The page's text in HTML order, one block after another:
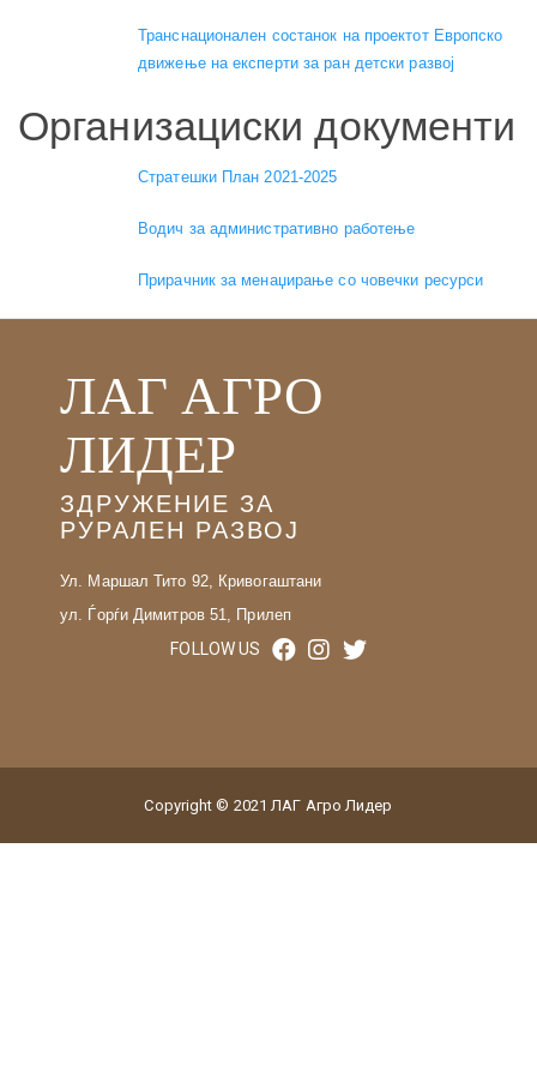
Транснационален состанок на проектот Европско
движење на експерти за ран детски развој
Организациски документи
Стратешки План 2021-2025
Водич за административно работење
Прирачник за менаџирање со човечки ресурси
ЛАГ АГРО
ЛИДЕР
ЗДРУЖЕНИЕ ЗА
РУРАЛЕН РАЗВОЈ
Ул. Маршал Тито 92, Кривогаштани
ул. Ѓорѓи Димитров 51, Прилеп
FOLLOW US
Copyright © 2021 ЛАГ Агро Лидер